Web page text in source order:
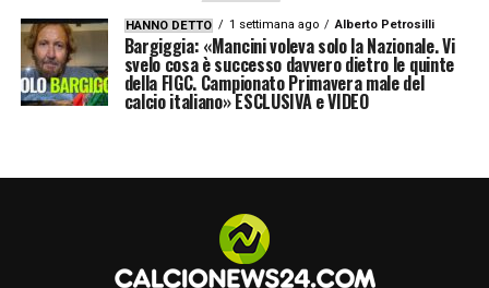
HANNO DETTO 1 settimana ago Alberto Petrosilli
Bargiggia: «Mancini voleva solo la Nazionale. Vi
svelo cosa è successo davvero dietro le quinte
della FIGC. Campionato Primavera male del
calcio italiano» ESCLUSIVA e VIDEO